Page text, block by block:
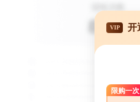
VIP 开
限购一次